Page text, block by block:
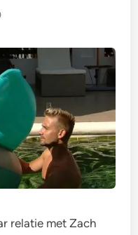
relatie met Zach